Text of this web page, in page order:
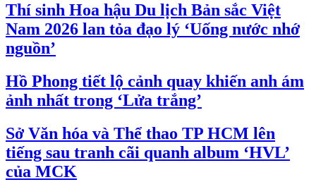
Thí sinh Hoa hậu Du lịch Bản sắc Việt
Nam 2026 lan tỏa đạo lý ‘Uống nước nhớ
nguồn’
Hồ Phong tiết lộ cảnh quay khiến anh ám
ảnh nhất trong ‘Lửa trắng’
Sở Văn hóa và Thể thao TP HCM lên
tiếng sau tranh cãi quanh album ‘HVL’
của MCK